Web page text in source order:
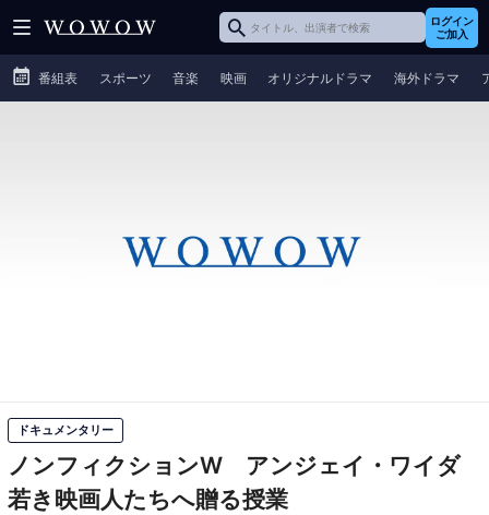
ログイン
ご加入
番組表 スポーツ 音楽 映画 オリジナルドラマ 海外ドラマ
ドキュメンタリー
ノンフィクションW アンジェイ・ワイダ
若き映画人たちへ贈る授業